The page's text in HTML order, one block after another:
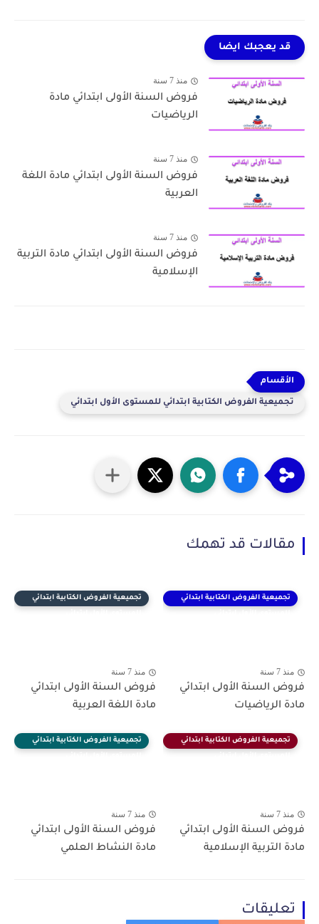
قد يعجبك ايضا
منذ 7 سنة
فروض السنة الأولى ابتدائي مادة
الرياضيات
منذ 7 سنة
فروض السنة الأولى ابتدائي مادة اللغة
العربية
منذ 7 سنة
فروض السنة الأولى ابتدائي مادة التربية
الإسلامية
تجميعية الفروض الكتابية ابتدائي للمستوى الأول ابتدائي
مقالات قد تهمك
تجميعية الفروض الكتابية ابتدائي
منذ 7 سنة
فروض السنة الأولى ابتدائي
مادة الرياضيات
تجميعية الفروض الكتابية ابتدائي
منذ 7 سنة
فروض السنة الأولى ابتدائي
مادة اللغة العربية
تجميعية الفروض الكتابية ابتدائي
منذ 7 سنة
فروض السنة الأولى ابتدائي
مادة التربية الإسلامية
تجميعية الفروض الكتابية ابتدائي
منذ 7 سنة
فروض السنة الأولى ابتدائي
مادة النشاط العلمي
تعليقات